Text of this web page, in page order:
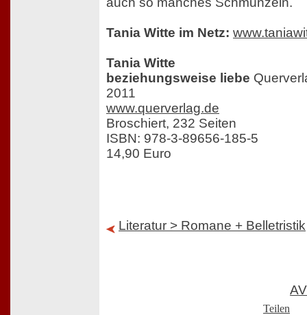
Tania Witte im Netz:
Tania Witte
beziehungsweise liebe
2011
www.querverlag.de
Broschiert, 232 Seiten
ISBN: 978-3-89656-185-5
14,90 Euro
Literatur > Romane + Belletristik
Teilen